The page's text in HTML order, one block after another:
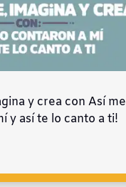
y crea con Así me
y así te lo canto a ti!